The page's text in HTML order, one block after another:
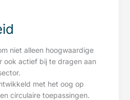
niet alleen hoogwaardige
ook actief bij te dragen aan
met het oog op
circulaire toepassingen.